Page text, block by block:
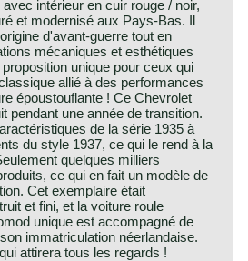
intérieur en cuir rouge / noir,
et modernisé aux Pays-Bas. Il
d'avant-guerre tout en
mécaniques et esthétiques
unique pour ceux qui
allié à des performances
époustouflante ! Ce Chevrolet
pendant une année de transition.
de la série 1935 à
du style 1937, ce qui le rend à la
quelques milliers
ce qui en fait un modèle de
Cet exemplaire était
et fini, et la voiture roule
unique est accompagné de
immatriculation néerlandaise.
attirera tous les regards !